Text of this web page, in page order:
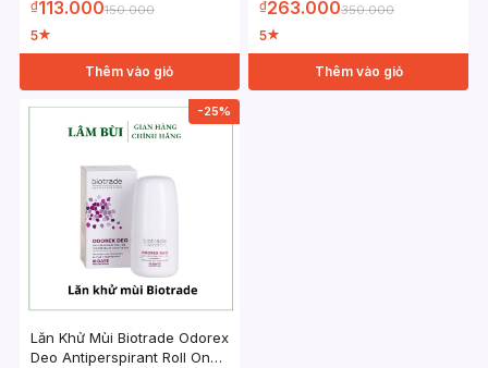
₫113.000150.000
5★
Thêm vào giỏ
₫263.000350.000
5★
Thêm vào giỏ
-25%
Lăn Khử Mùi Biotrade Odorex
Deo Antiperspirant Roll On